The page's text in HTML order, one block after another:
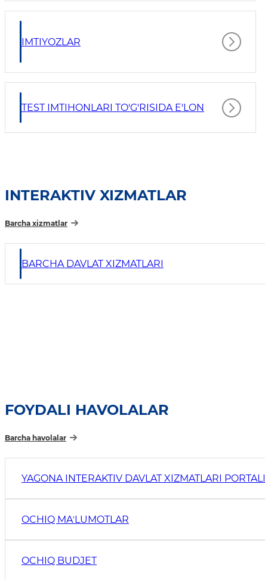
IMTIYOZLAR
TEST IMTIHONLARI TO'G'RISIDA E'LON
INTERAKTIV XIZMATLAR
Barcha xizmatlar
BARCHA DAVLAT XIZMATLARI
FOYDALI HAVOLALAR
Barcha havolalar
YAGONA INTERAKTIV DAVLAT XIZMATLARI PORTALI
OCHIQ MAʼLUMOTLAR
OCHIQ BUDJET